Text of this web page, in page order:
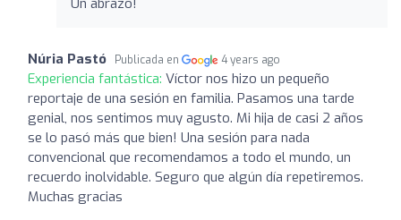
Núria Pastó Publicada en 4 years ago
Experiencia fantástica: Víctor nos hizo un pequeño
reportaje de una sesión en familia. Pasamos una tarde
genial, nos sentimos muy agusto. Mi hija de casi 2 años
se lo pasó más que bien! Una sesión para nada
convencional que recomendamos a todo el mundo, un
recuerdo inolvidable. Seguro que algún día repetiremos.
Muchas gracias